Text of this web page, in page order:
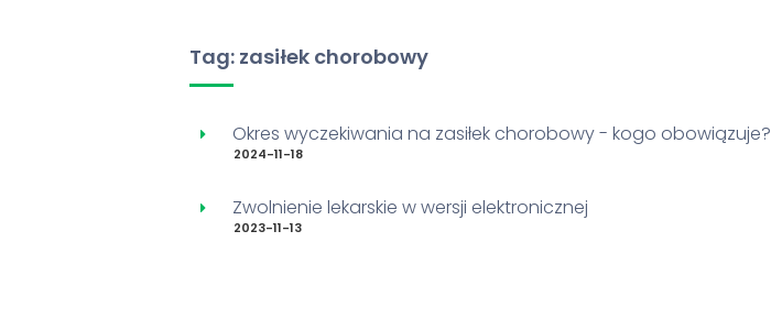
Tag: zasiłek chorobowy
Okres wyczekiwania na zasiłek chorobowy - kogo obowiązuje?
2024-11-18
Zwolnienie lekarskie w wersji elektronicznej
2023-11-13